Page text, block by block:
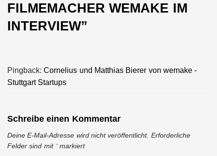
FILMEMACHER WEMAKE IM
INTERVIEW”
Pingback:Cornelius und Matthias Bierer von wemake -
Stuttgart Startups
Schreibe einen Kommentar
Deine E-Mail-Adresse wird nicht veröffentlicht. Erforderliche
Felder sind mit *markiert